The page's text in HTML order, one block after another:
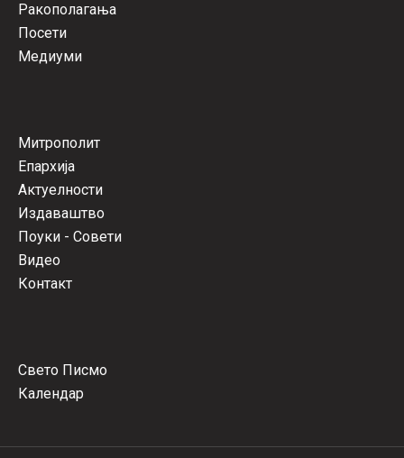
Ракополагања
Посети
Медиуми
Митрополит
Епархија
Актуелности
Издаваштво
Поуки - Совети
Видео
Контакт
Свето Писмо
Календар